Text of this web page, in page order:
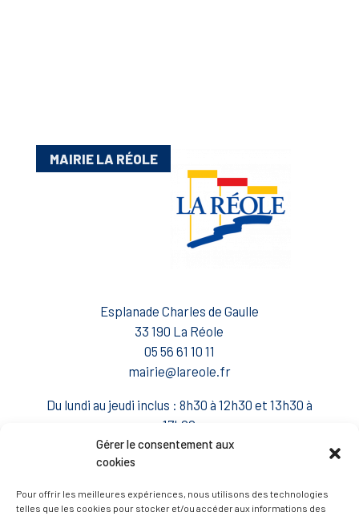
Gérer le consentement aux
cookies
Pour offrir les meilleures expériences, nous utilisons des technologies
telles que les cookies pour stocker et/ou accéder aux informations des
MAIRIE LA RÉOLE
Esplanade Charles de Gaulle
33 190 La Réole
05 56 61 10 11
mairie@lareole.fr
Du lundi au jeudi inclus : 8h30 à 12h30 et 13h30 à
17h00
Vendredi : 9h00 à 12h00